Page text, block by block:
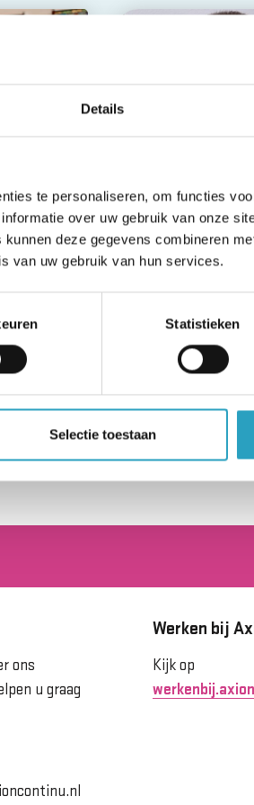
Details
te personaliseren, om functies
over uw gebruik van onze
deze gegevens combineren
van uw gebruik van hun services.
Statistieken
Selectie toestaan
en
Martin den
maakt
Zuyderland
ons
u graag
Werken bij
Kijk op